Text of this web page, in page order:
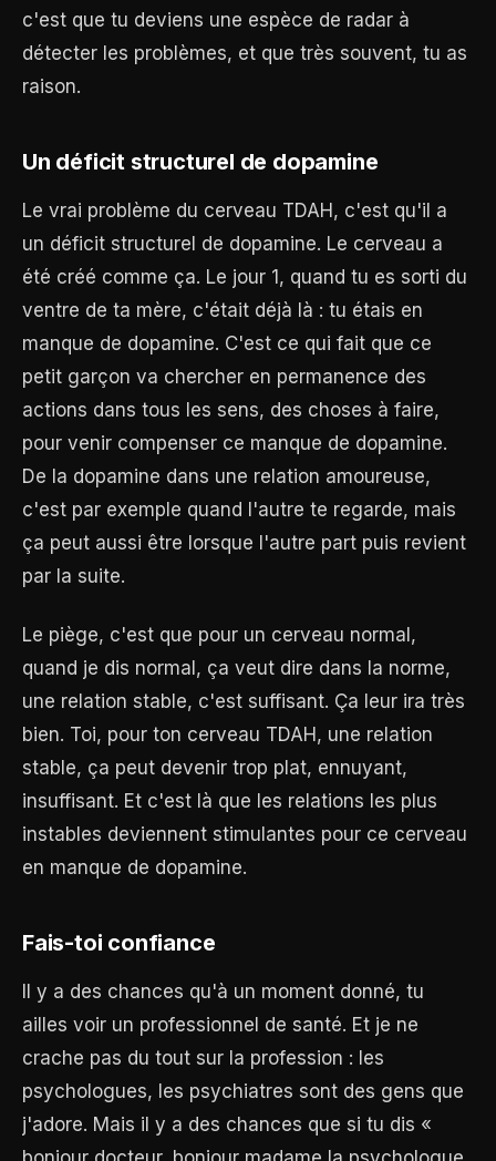
c'est que tu deviens une espèce de radar à
détecter les problèmes, et que très souvent, tu as
raison.
Un déficit structurel de dopamine
Le vrai problème du cerveau TDAH, c'est qu'il a
un déficit structurel de dopamine. Le cerveau a
été créé comme ça. Le jour 1, quand tu es sorti du
ventre de ta mère, c'était déjà là : tu étais en
manque de dopamine. C'est ce qui fait que ce
petit garçon va chercher en permanence des
actions dans tous les sens, des choses à faire,
pour venir compenser ce manque de dopamine.
De la dopamine dans une relation amoureuse,
c'est par exemple quand l'autre te regarde, mais
ça peut aussi être lorsque l'autre part puis revient
par la suite.
Le piège, c'est que pour un cerveau normal,
quand je dis normal, ça veut dire dans la norme,
une relation stable, c'est suffisant. Ça leur ira très
bien. Toi, pour ton cerveau TDAH, une relation
stable, ça peut devenir trop plat, ennuyant,
insuffisant. Et c'est là que les relations les plus
instables deviennent stimulantes pour ce cerveau
en manque de dopamine.
Fais-toi confiance
Il y a des chances qu'à un moment donné, tu
ailles voir un professionnel de santé. Et je ne
crache pas du tout sur la profession : les
psychologues, les psychiatres sont des gens que
j'adore. Mais il y a des chances que si tu dis «